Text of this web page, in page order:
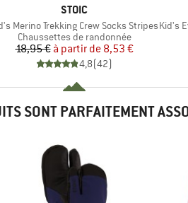
MARQUE
STOIC
Merino Trekking Crew Socks Stripes
Product group
Chaussettes de randonnée
Prix
18,95 € Prix réduit
à partir de 8,53 €
4,8(42)
Article
Kid's
SONT PARFAITEMENT